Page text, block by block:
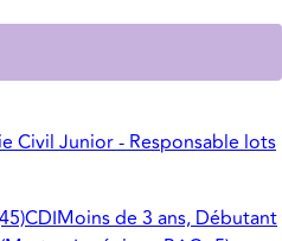
Civil Junior - Responsable lots
CDIMoins de 3 ans, Débutant